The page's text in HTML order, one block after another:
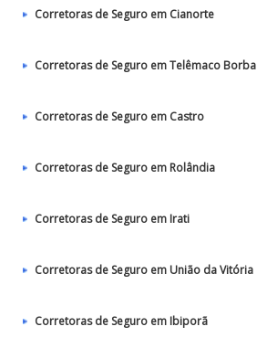
Corretoras de Seguro em Cianorte
Corretoras de Seguro em Telêmaco Borba
Corretoras de Seguro em Castro
Corretoras de Seguro em Rolândia
Corretoras de Seguro em Irati
Corretoras de Seguro em União da Vitória
Corretoras de Seguro em Ibiporã